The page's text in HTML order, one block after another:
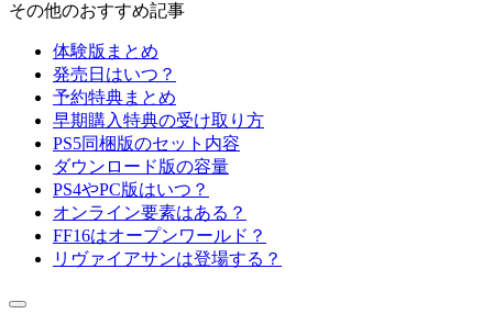
その他のおすすめ記事
体験版まとめ
発売日はいつ？
予約特典まとめ
早期購入特典の受け取り方
PS5同梱版のセット内容
ダウンロード版の容量
PS4やPC版はいつ？
オンライン要素はある？
FF16はオープンワールド？
リヴァイアサンは登場する？